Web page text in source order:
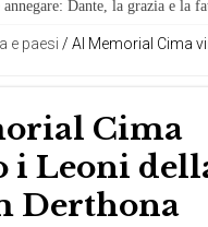
Dante, la grazia e la
e paesi / Al Memorial Cima
Cima
i Leoni
Derthona